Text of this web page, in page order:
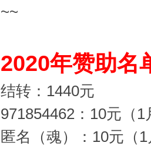
~~
2020年赞助名
结转：1440元
971854462：10元（
匿名（魂）：10元（